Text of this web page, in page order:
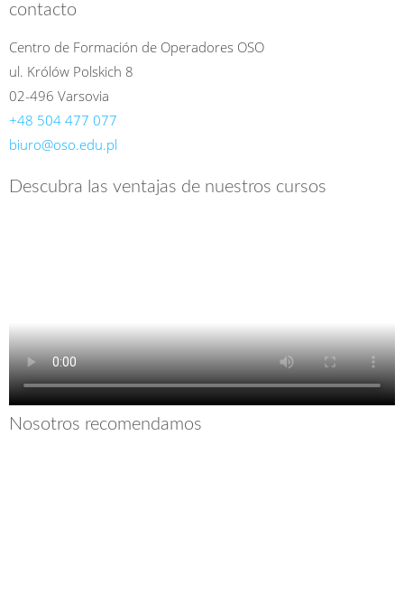
contacto
Centro de Formación de Operadores OSO
ul. Królów Polskich 8
02-496 Varsovia
+48 504 477 077
biuro@oso.edu.pl
Descubra las ventajas de nuestros cursos
Nosotros recomendamos